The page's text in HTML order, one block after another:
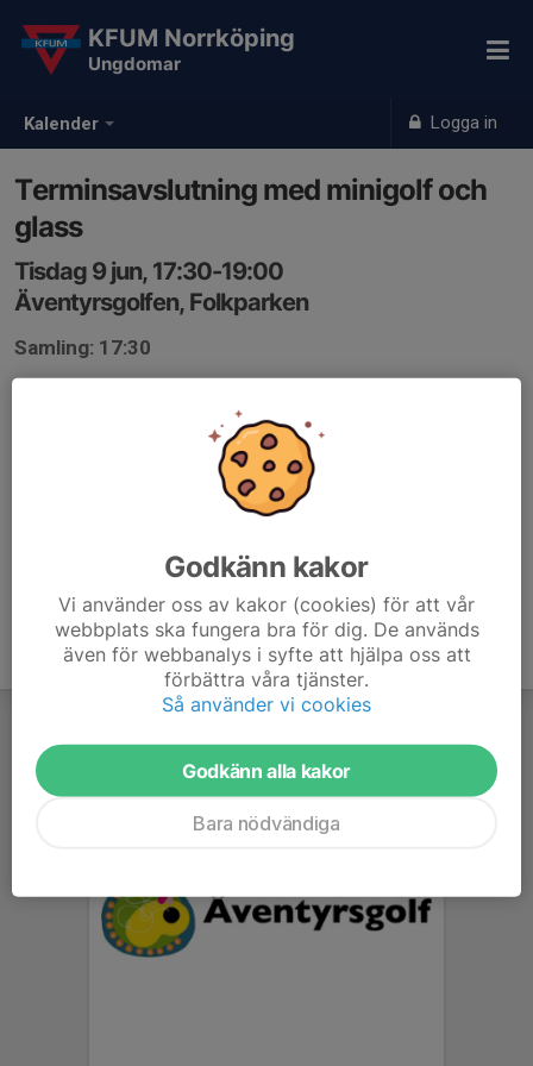
Kalender Logga in
KFUM Norrköping
Ungdomar
Terminsavslutning med minigolf och
glass
Tisdag 9 jun, 17:30-19:00
Äventyrsgolfen, Folkparken
Samling: 17:30
Godkänn kakor
Vi använder oss av kakor (cookies) för att vår
webbplats ska fungera bra för dig. De används
även för webbanalys i syfte att hjälpa oss att
förbättra våra tjänster.
Så använder vi cookies
Godkänn alla kakor
Bara nödvändiga